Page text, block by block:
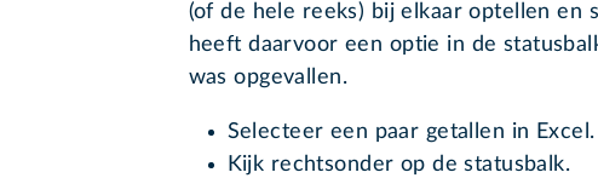
(of de hele reeks) bij elkaar optellen en
heeft daarvoor een optie in de
was opgevallen.
Selecteer een paar getallen in Excel.
Kijk rechtsonder op de statusbalk.